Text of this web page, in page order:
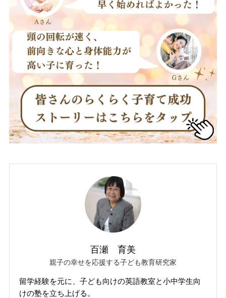
百瀬 育美
親子の幸せを応援する子ども教育研究家
留学経験を元に、子ども向けの英語教室と小中学生向
けの塾を立ち上げる。